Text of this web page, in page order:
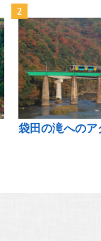
袋田の滝へのア